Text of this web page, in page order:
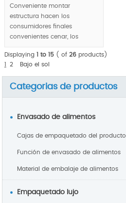
Conveniente montar
estructura hacen los
consumidores finales
convenientes cenar, los
trabajadores independientes
también son convenientes
embalar el gourmet dentro de
las cajas de comida |,
exhibición de lujo pero
paquete plano para cortar el
dramáticamente.
Displaying 1 to 15( of 26products)
1
2 Bajo el sol
Categorias de productos
Envasado de alimentos
Cajas de empaquetado del producto
Función de envasado de alimentos
Material de embalaje de alimentos
Empaquetado lujo